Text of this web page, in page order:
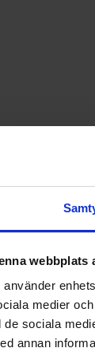
webbplats
använder
medier
de sociala
annan